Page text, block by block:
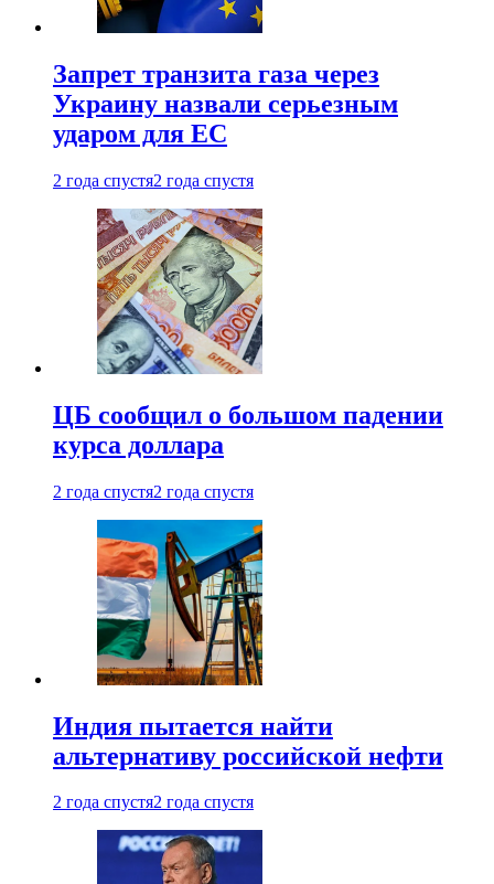
Запрет транзита газа через
Украину назвали серьезным
ударом для ЕС
2 года спустя2 года спустя
ЦБ сообщил о большом падении
курса доллара
2 года спустя2 года спустя
Индия пытается найти
альтернативу российской нефти
2 года спустя2 года спустя